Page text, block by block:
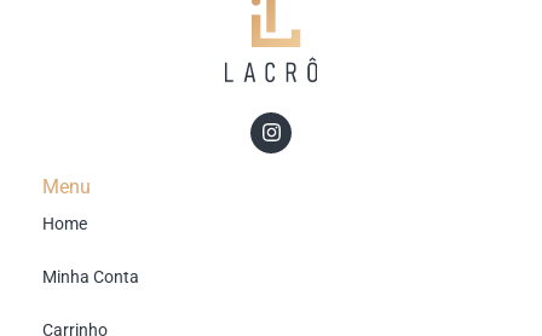
Menu
Home
Minha Conta
Carrinho